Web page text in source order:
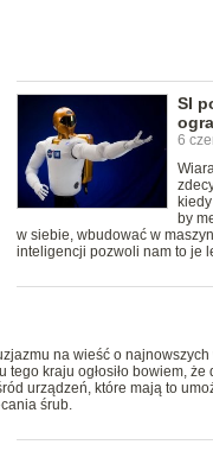
SI
6
by
w siebie, wbudować w
inteligencji pozwoli nam to je
na wieść o
kraju ogłosiło bowiem,
urządzeń, które mają to
śrub.